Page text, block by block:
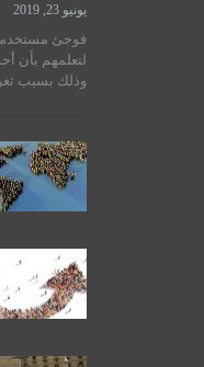
يونيو 23, 2019
فوجئ
لتعلمهم بأن
وذلك بسبب